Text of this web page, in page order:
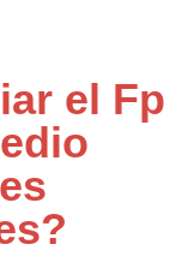
el Fp